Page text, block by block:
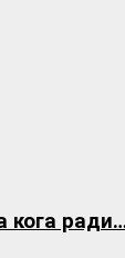
кога